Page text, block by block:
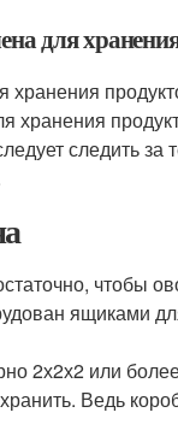
для
хранения
следить за
чтобы
ящиками
2х2х2 или
Ведь